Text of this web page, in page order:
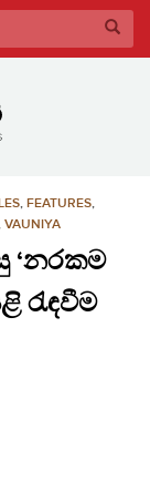
, FEATURES,
VAUNIYA
‘නරකම
රැඳවීම